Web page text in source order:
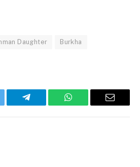
Daughter Burkha
Telegram WhatsApp Email